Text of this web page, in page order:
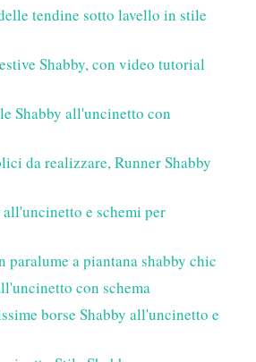
tendine sotto lavello in stile
Shabby, con video tutorial
Shabby all'uncinetto con
da realizzare, Runner Shabby
e schemi per
paralume a piantana shabby chic
con schema
borse Shabby all'uncinetto e